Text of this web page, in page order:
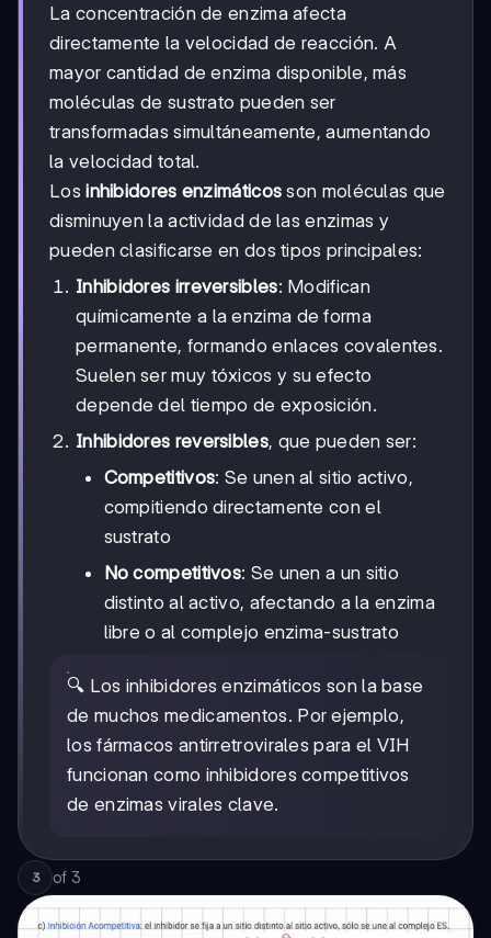
La concentración de enzima afecta
directamente la velocidad de reacción. A
mayor cantidad de enzima disponible, más
moléculas de sustrato pueden ser
transformadas simultáneamente, aumentando
la velocidad total.
Losinhibidores enzimáticos son moléculas que
disminuyen la actividad de las enzimas y
pueden clasificarse en dos tipos principales:
Inhibidores irreversibles: Modifican
químicamente a la enzima de forma
permanente, formando enlaces covalentes.
Suelen ser muy tóxicos y su efecto
depende del tiempo de exposición.
Inhibidores reversibles, que pueden ser:
Competitivos: Se unen al sitio activo,
compitiendo directamente con el
sustrato
No competitivos: Se unen a un sitio
distinto al activo, afectando a la enzima
libre o al complejo enzima-sustrato
🔍 Los inhibidores enzimáticos son la base
de muchos medicamentos. Por ejemplo,
los fármacos antirretrovirales para el VIH
funcionan como inhibidores competitivos
de enzimas virales clave.
3 of 3